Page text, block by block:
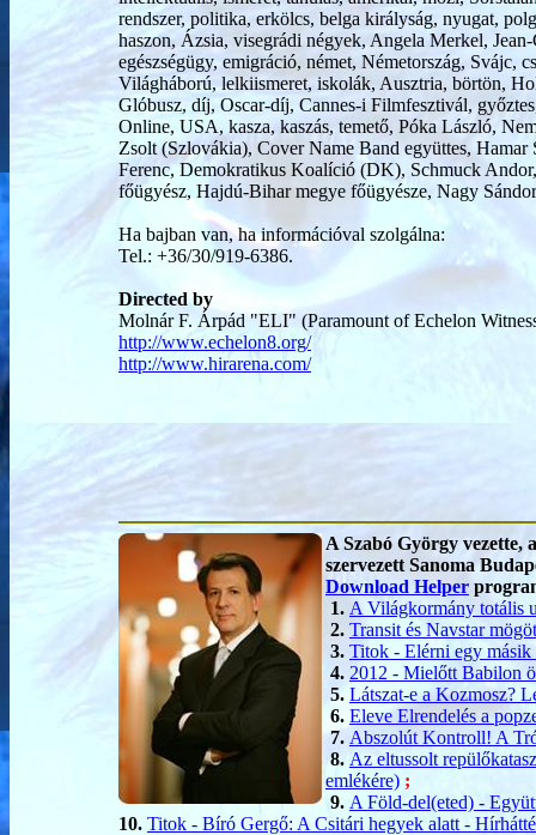
rendszer, politika, erkölcs, belga királyság, nyugat,
haszon, Ázsia, visegrádi négyek, Angela Merkel,
egészségügy, emigráció, német, Németország,
Világháború, lelkiismeret, iskolák, Ausztria, börtön,
Glóbusz, díj, Oscar-díj, Cannes-i Filmfesztivál,
Online, USA, kasza, kaszás, temető, Póka László,
Zsolt (Szlovákia), Cover Name Band együttes,
Ferenc, Demokratikus Koalíció (DK), Schmuck
főügyész, Hajdú-Bihar megye főügyésze, Nagy
Ha bajban van, ha információval szolgálna:
Tel.: +36/30/919-6386.
Directed by
Molnár F. Árpád "ELI" (Paramount of Echelon
http://www.echelon8.org/
http://www.hirarena.com/
A Szabó György vezette,
szervezett Sanoma
Download Helper
1. A Világkormány totális
2. Transit és Navstar
3. Titok - Elérni egy
4. 2012 - Mielőtt Babilon
5. Látszat-e a Kozmosz?
6. Eleve Elrendelés a
7. Abszolút Kontroll! A
8. Az eltussolt
emlékére) ;
9. A Föld-del(eted) -
10. Titok - Bíró Gergő: A Csitári hegyek alatt -